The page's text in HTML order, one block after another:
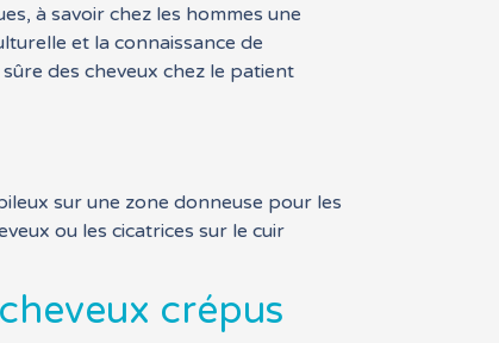
à savoir chez les hommes une
et la connaissance de
des cheveux chez le patient
sur une zone donneuse pour les
ou les cicatrices sur le cuir
crépus